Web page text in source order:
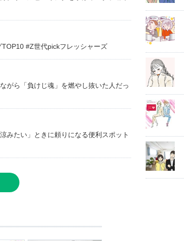
#Z世代pickフレッシャーズ
がら「負けじ魂」を燃やし抜いた人だっ
みたい」ときに頼りになる便利スポット